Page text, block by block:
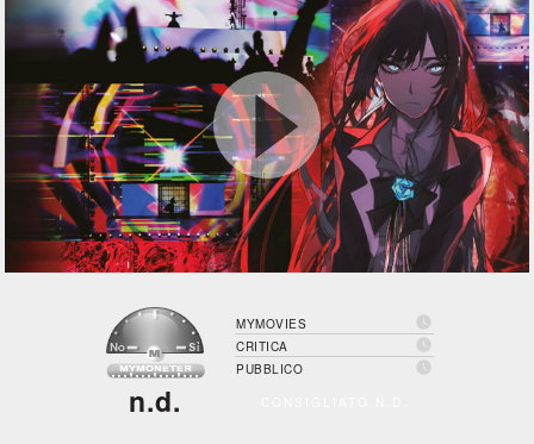
n.d.
MYMOVIES 
CRITICA 
PUBBLICO 